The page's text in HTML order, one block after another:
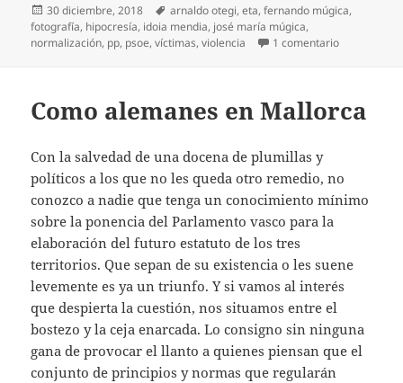
Publicado
el
30 diciembre, 2018 Etiquetas
arnaldo otegi,eta,fernando múgica,
fotografía, hipocresía, idoia mendia, josé maría múgica,
normalización, pp, psoe,víctimas,violencia 1 comentarioen Tantas
Como alemanes en Mallorca
Con la salvedad de una docena de plumillas y
políticos a los que no les queda otro remedio, no
conozco a nadie que tenga un conocimiento mínimo
sobre la ponencia del Parlamento vasco para la
elaboración del futuro estatuto de los tres
territorios. Que sepan de su existencia o les suene
levemente es ya un triunfo. Y si vamos al interés
que despierta la cuestión, nos situamos entre el
bostezo y la ceja enarcada. Lo consigno sin ninguna
gana de provocar el llanto a quienes piensan que el
conjunto de principios y normas que regularán